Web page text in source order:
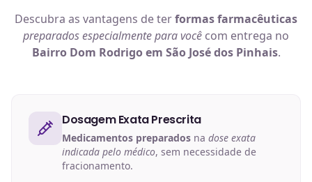
Descubra as vantagens de terformas farmacêuticas
preparados especialmente para você com entrega no
Bairro Dom Rodrigo em São José dos Pinhais.
Dosagem Exata Prescrita
Medicamentos preparados na dose exata
indicada pelo médico, sem necessidade de
fracionamento.